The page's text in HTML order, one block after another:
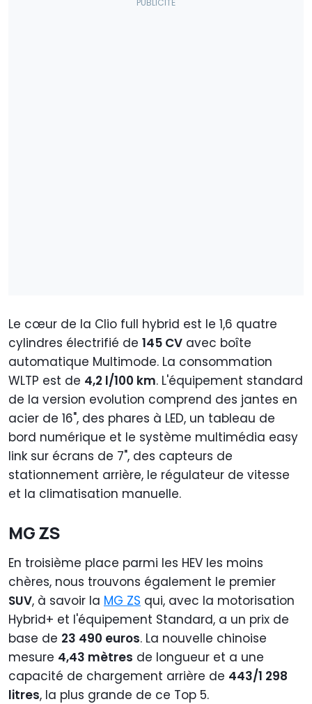
Le cœur de la Clio full hybrid est le 1,6 quatre
cylindres électrifié de 145 CV avec boîte
automatique Multimode. La consommation
WLTP est de 4,2 l/100 km. L'équipement standard
de la version evolution comprend des jantes en
acier de 16", des phares à LED, un tableau de
bord numérique et le système multimédia easy
link sur écrans de 7", des capteurs de
stationnement arrière, le régulateur de vitesse
et la climatisation manuelle.
MG ZS
En troisième place parmi les HEV les moins
chères, nous trouvons également le premier
SUV, à savoir la MG ZS qui, avec la motorisation
Hybrid+ et l'équipement Standard, a un prix de
base de 23 490 euros. La nouvelle chinoise
mesure 4,43 mètres de longueur et a une
capacité de chargement arrière de 443/1 298
litres, la plus grande de ce Top 5.